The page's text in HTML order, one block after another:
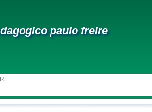
paulo freire